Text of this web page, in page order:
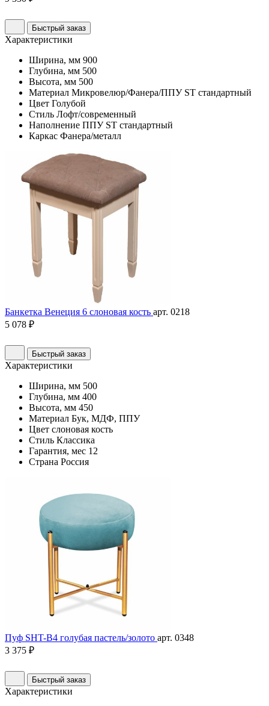
Быстрый заказ
Характеристики
Ширина, мм 900
Глубина, мм 500
Высота, мм 500
Материал Микровелюр/Фанера/ППУ ST стандартный
Цвет Голубой
Стиль Лофт/современный
Наполнение ППУ ST стандартный
Каркас Фанера/металл
Банкетка Венеция 6 слоновая кость арт. 0218
5 078 ₽
Быстрый заказ
Характеристики
Ширина, мм 500
Глубина, мм 400
Высота, мм 450
Материал Бук, МДФ, ППУ
Цвет слоновая кость
Стиль Классика
Гарантия, мес 12
Страна Россия
Пуф SHT-B4 голубая пастель/золото арт. 0348
3 375 ₽
Быстрый заказ
Характеристики